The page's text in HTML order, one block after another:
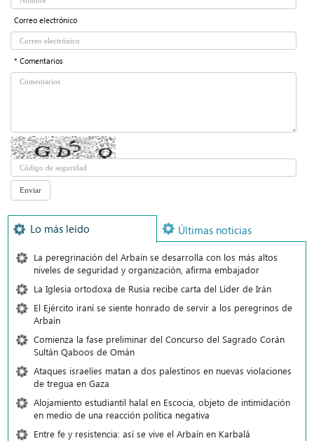
Correo electrónico
* Comentarios
Lo más leído Últimas noticias
La peregrinación del Arbaín se desarrolla con los más altos
niveles de seguridad y organización, afirma embajador
La Iglesia ortodoxa de Rusia recibe carta del Líder de Irán
El Ejército iraní se siente honrado de servir a los peregrinos de
Arbaín
Comienza la fase preliminar del Concurso del Sagrado Corán
Sultán Qaboos de Omán
Ataques israelíes matan a dos palestinos en nuevas violaciones
de tregua en Gaza
Alojamiento estudiantil halal en Escocia, objeto de intimidación
en medio de una reacción política negativa
Entre fe y resistencia: así se vive el Arbaín en Karbalá